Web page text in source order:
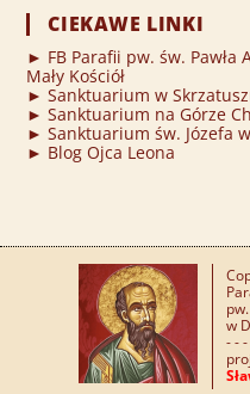
CIEKAWE LINKI
► FB Parafii pw. św. Pawła
Mały Kościół
► Sanktuarium w
► Sanktuarium na Górze
► Sanktuarium św. Józefa
► Blog Ojca Leona
w
- -